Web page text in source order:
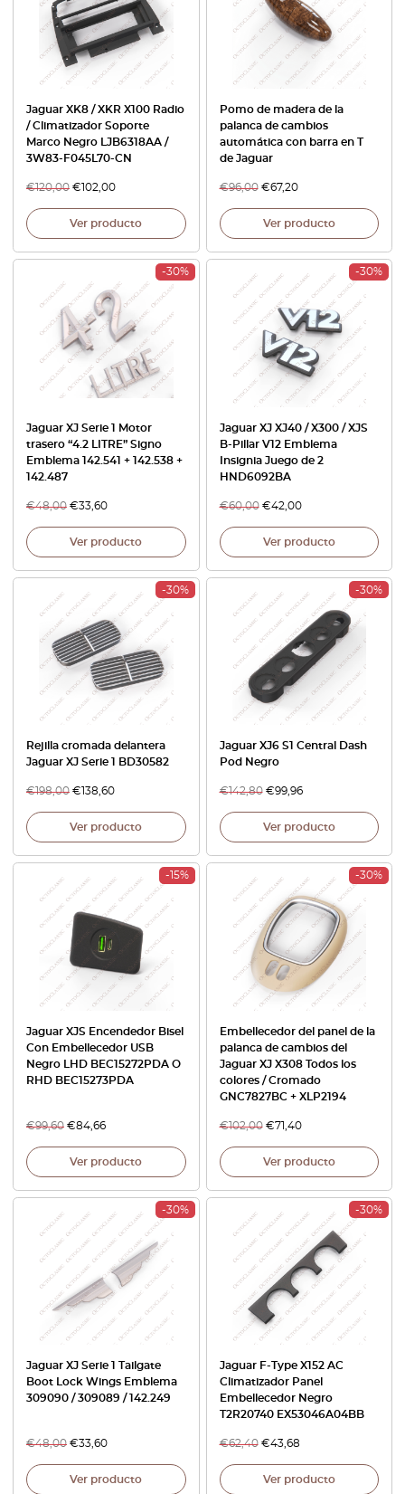
Jaguar XK8 / XKR X100 Radio
/ Climatizador Soporte
Marco Negro LJB6318AA /
3W83-F045L70-CN
€120,00 €102,00
Ver producto
Pomo de madera de la
palanca de cambios
automática con barra en T
de Jaguar
€96,00 €67,20
Ver producto
-30%
Jaguar XJ Serie 1 Motor
trasero “4.2 LITRE” Signo
Emblema 142.541 + 142.538 +
142.487
€48,00 €33,60
Ver producto
-30%
Jaguar XJ XJ40 / X300 / XJS
B-Pillar V12 Emblema
Insignia Juego de 2
HND6092BA
€60,00 €42,00
Ver producto
-30%
Rejilla cromada delantera
Jaguar XJ Serie 1 BD30582
€198,00 €138,60
Ver producto
-30%
Jaguar XJ6 S1 Central Dash
Pod Negro
€142,80 €99,96
Ver producto
-15%
Jaguar XJS Encendedor Bisel
Con Embellecedor USB
Negro LHD BEC15272PDA O
RHD BEC15273PDA
€99,60 €84,66
Ver producto
-30%
Embellecedor del panel de la
palanca de cambios del
Jaguar XJ X308 Todos los
colores / Cromado
GNC7827BC + XLP2194
€102,00 €71,40
Ver producto
-30%
Jaguar XJ Serie 1 Tailgate
Boot Lock Wings Emblema
309090 / 309089 / 142.249
€48,00 €33,60
Ver producto
-30%
Jaguar F-Type X152 AC
Climatizador Panel
Embellecedor Negro
T2R20740 EX53046A04BB
€62,40 €43,68
Ver producto